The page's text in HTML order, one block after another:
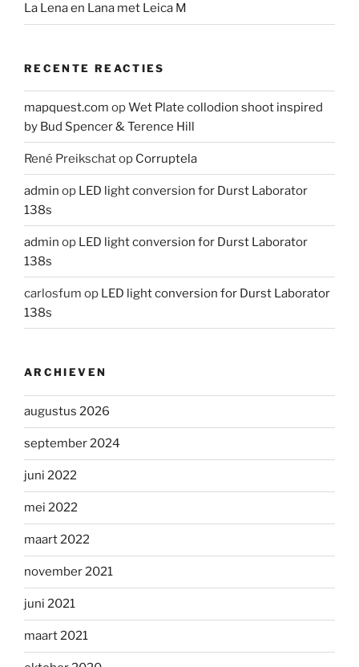
La Lena en Lana met Leica M
RECENTE REACTIES
mapquest.com opWet Plate collodion shoot inspired
by Bud Spencer & Terence Hill
René Preikschatop Corruptela
admin op LED light conversion for Durst Laborator
138s
admin op LED light conversion for Durst Laborator
138s
carlosfum op LED light conversion for Durst Laborator
138s
ARCHIEVEN
augustus 2026
september 2024
juni 2022
mei 2022
maart 2022
november 2021
juni 2021
maart 2021